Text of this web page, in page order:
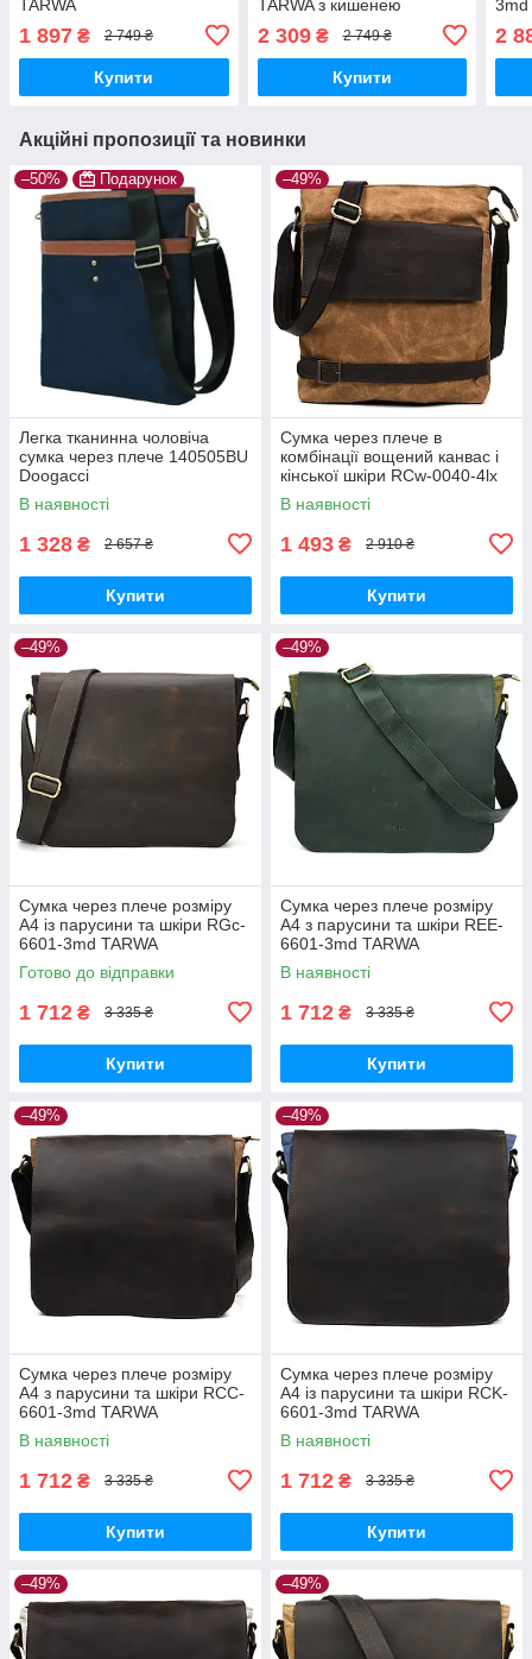
TARWA
1 897 ₴ 2 749 ₴
Купити
TARWA з кишенею
2 309₴ 2 749 ₴
Купити
3md
2
Акційні пропозиції та новинки
–50% Подарунок
Легка тканинна чоловіча
сумка через плече 140505BU
Doogacci
В наявності
1 328 ₴ 2 657 ₴
Купити
–49%
Сумка через плече в
комбінації вощений канвас і
кінської шкіри RCw-0040-4lx
TARWA
В наявності
1 493 ₴ 2 910 ₴
Купити
–49%
Сумка через плече розміру
А4 із парусини та шкіри RGc-
6601-3md TARWA
Готово до відправки
1 712 ₴ 3 335 ₴
Купити
–49%
Сумка через плече розміру
А4 з парусини та шкіри REE-
6601-3md TARWA
В наявності
1 712 ₴ 3 335 ₴
Купити
–49%
Сумка через плече розміру
А4 з парусини та шкіри RCC-
6601-3md TARWA
В наявності
1 712 ₴ 3 335 ₴
Купити
–49%
Сумка через плече розміру
А4 із парусини та шкіри RCK-
6601-3md TARWA
В наявності
1 712 ₴ 3 335 ₴
Купити
–49% –49%